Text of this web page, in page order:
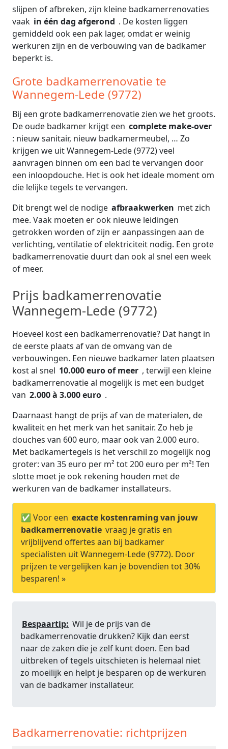
slijpen of afbreken, zijn kleine badkamerrenovaties
vaak in één dag afgerond . De kosten liggen
gemiddeld ook een pak lager, omdat er weinig
werkuren zijn en de verbouwing van de badkamer
beperkt is.
Grote badkamerrenovatie te
Wannegem-Lede (9772)
Bij een grote badkamerrenovatie zien we het groots.
De oude badkamer krijgt een complete make-over
: nieuw sanitair, nieuw badkamermeubel, … Zo
krijgen we uit Wannegem-Lede (9772) veel
aanvragen binnen om een bad te vervangen door
een inloopdouche. Het is ook het ideale moment om
die lelijke tegels te vervangen.
Dit brengt wel de nodige afbraakwerken met zich
mee. Vaak moeten er ook nieuwe leidingen
getrokken worden of zijn er aanpassingen aan de
verlichting, ventilatie of elektriciteit nodig. Een grote
badkamerrenovatie duurt dan ook al snel een week
of meer.
Prijs badkamerrenovatie
Wannegem-Lede (9772)
Hoeveel kost een badkamerrenovatie? Dat hangt in
de eerste plaats af van de omvang van de
verbouwingen. Een nieuwe badkamer laten plaatsen
kost al snel 10.000 euro of meer , terwijl een kleine
badkamerrenovatie al mogelijk is met een budget
van 2.000 à 3.000 euro .
Daarnaast hangt de prijs af van de materialen, de
kwaliteit en het merk van het sanitair. Zo heb je
douches van 600 euro, maar ook van 2.000 euro.
Met badkamertegels is het verschil zo mogelijk nog
groter: van 35 euro per m² tot 200 euro per m²! Ten
slotte moet je ook rekening houden met de
werkuren van de badkamer installateurs.
✅ Voor een exacte kostenraming van jouw
badkamerrenovatie vraag je gratis en
vrijblijvend offertes aan bij badkamer
specialisten uit Wannegem-Lede (9772). Door
prijzen te vergelijken kan je bovendien tot 30%
besparen! »
Bespaartip: Wil je de prijs van de
badkamerrenovatie drukken? Kijk dan eerst
naar de zaken die je zelf kunt doen. Een bad
uitbreken of tegels uitschieten is helemaal niet
zo moeilijk en helpt je besparen op de werkuren
van de badkamer installateur.
Badkamerrenovatie: richtprijzen